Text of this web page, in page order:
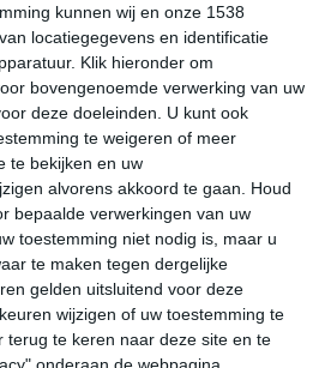
kunnen wij en onze 1538
locatiegegevens en identificatie
Klik hieronder om
bovengenoemde verwerking van uw
deze doeleinden. U kunt ook
te weigeren of meer
te bekijken en uw
alvorens akkoord te gaan.
Houd
bepaalde verwerkingen van uw
toestemming niet nodig is, maar u
te maken tegen dergelijke
gelden uitsluitend voor deze
wijzigen of uw toestemming te
terug te keren naar deze site en te
wo
31° 19°
do
30° 16°
34°C
17:00 20:00 23:00
17:00 20:00 23:00